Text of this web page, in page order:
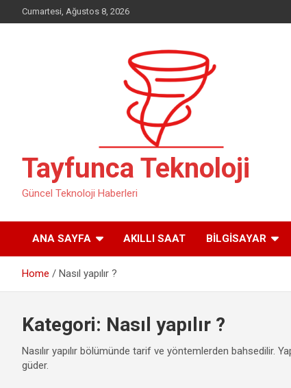
to
Cumartesi, Ağustos 8, 2026
Tayfunca Teknoloji
Güncel Teknoloji Haberleri
ANA SAYFA AKILLI SAAT BILGISAYAR
Home Nasıl yapılır ?
Kategori: Nasıl yapılır ?
Nasılır yapılır bölümünde tarif ve yöntemlerden bahsedilir.
güder.